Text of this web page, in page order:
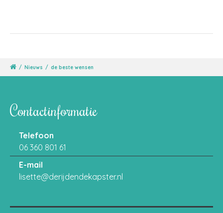
/ Nieuws / de beste wensen
Contactinformatie
Telefoon
06 360 801 61
E-mail
lisette@derijdendekapster.nl